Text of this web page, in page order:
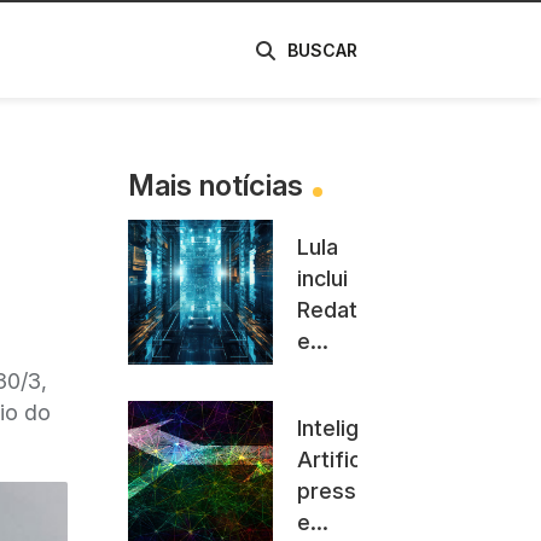
BUSCAR
3,
do
Mais notícias
Lula
inclui
Redata
e
fiscal
da
economia
digital
Inteligência
Artificial
pressiona
e